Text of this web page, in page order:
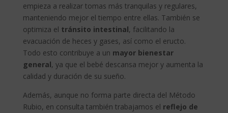
empieza a realizar tomas más tranquilas y regulares,
manteniendo mejor el tiempo entre ellas. También se
optimiza el tránsito intestinal, facilitando la
evacuación de heces y gases, así como el eructo.
Todo esto contribuye a un mayor bienestar
general, ya que el bebé descansa mejor y aumenta la
calidad y duración de su sueño.
Además, aunque no forma parte directa del Método
Rubio, en consulta también trabajamos el reflejo de